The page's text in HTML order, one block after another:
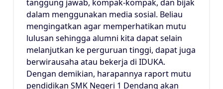
tanggung jawab, kompak-kompak, dan bijak
dalam menggunakan media sosial. Beliau
mengingatkan agar memperhatikan mutu
lulusan sehingga alumni kita dapat selain
melanjutkan ke perguruan tinggi, dapat juga
berwirausaha atau bekerja di IDUKA.
Dengan demikian, harapannya raport mutu
pendidikan SMK Negeri 1 Dendang akan